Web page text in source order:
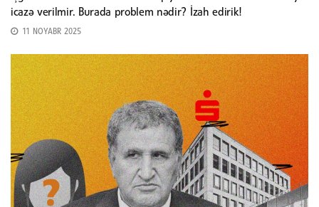
icazə verilmir. Burada problem nədir? İzah edirik!
11 NOYABR 2025